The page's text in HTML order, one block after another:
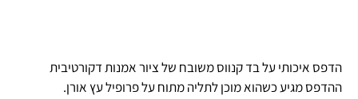
הדפס איכותי על בד קנווס משובח של ציור אמנות דקורטיבית
ההדפס מגיע כשהוא מוכן לתליה מתוח על פרופיל עץ אורן.